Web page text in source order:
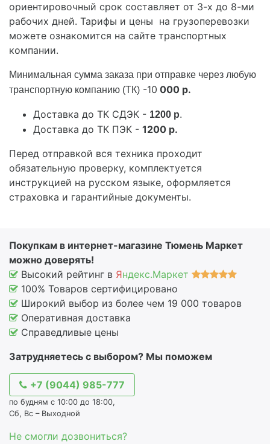
ориентировочный срок составляет от 3-х до 8-ми
рабочих дней. Тарифы и цены на грузоперевозки
можете ознакомится на сайте транспортных
компании.
Минимальная сумма заказа при отправке через любую
транспортную компанию (ТК) -10 000 р.
Доставка до ТК СДЭК - 1200 р.
Доставка до ТК ПЭК - 1200 р.
Перед отправкой вся техника проходит
обязательную проверку, комплектуется
инструкцией на русском языке, оформляется
страховка и гарантийные документы.
Покупкам в интернет-магазине Тюмень Маркет
можно доверять!
Высокий рейтинг в Яндекс.Маркет
100% Товаров сертифицировано
Широкий выбор из более чем 19 000 товаров
Оперативная доставка
Справедливые цены
Затрудняетесь с выбором? Мы поможем
+7 (9044) 985-777
по будням с 10:00 до 18:00,
Сб, Вс – Выходной
Не смогли дозвониться?